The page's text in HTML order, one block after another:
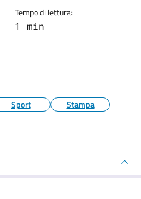
Tempo di lettura:
1 min
Sport Stampa